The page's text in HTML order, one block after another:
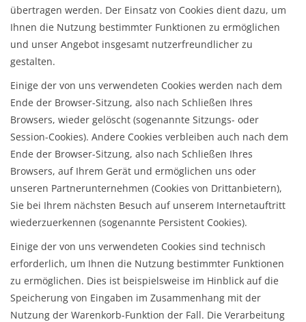
übertragen werden. Der Einsatz von Cookies dient dazu, um
Ihnen die Nutzung bestimmter Funktionen zu ermöglichen
und unser Angebot insgesamt nutzerfreundlicher zu
gestalten.
Einige der von uns verwendeten Cookies werden nach dem
Ende der Browser-Sitzung, also nach Schließen Ihres
Browsers, wieder gelöscht (sogenannte Sitzungs- oder
Session-Cookies). Andere Cookies verbleiben auch nach dem
Ende der Browser-Sitzung, also nach Schließen Ihres
Browsers, auf Ihrem Gerät und ermöglichen uns oder
unseren Partnerunternehmen (Cookies von Drittanbietern),
Sie bei Ihrem nächsten Besuch auf unserem Internetauftritt
wiederzuerkennen (sogenannte Persistent Cookies).
Einige der von uns verwendeten Cookies sind technisch
erforderlich, um Ihnen die Nutzung bestimmter Funktionen
zu ermöglichen. Dies ist beispielsweise im Hinblick auf die
Speicherung von Eingaben im Zusammenhang mit der
Nutzung der Warenkorb-Funktion der Fall. Die Verarbeitung